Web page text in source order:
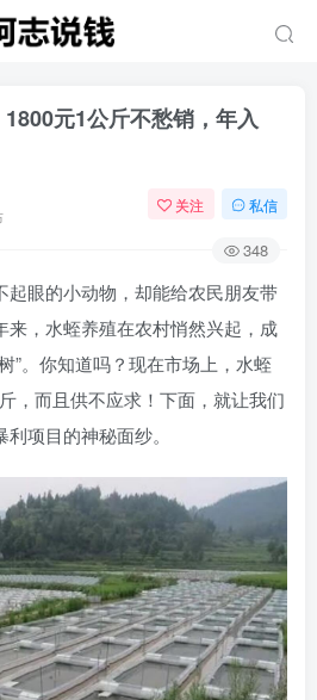
元1公斤不愁销，年入
关注 私信
348
起眼的小动物，却能给农民朋友带
来，水蛭养殖在农村悄然兴起，成
”。你知道吗？现在市场上，水蛭
，而且供不应求！下面，就让我们
项目的神秘面纱。